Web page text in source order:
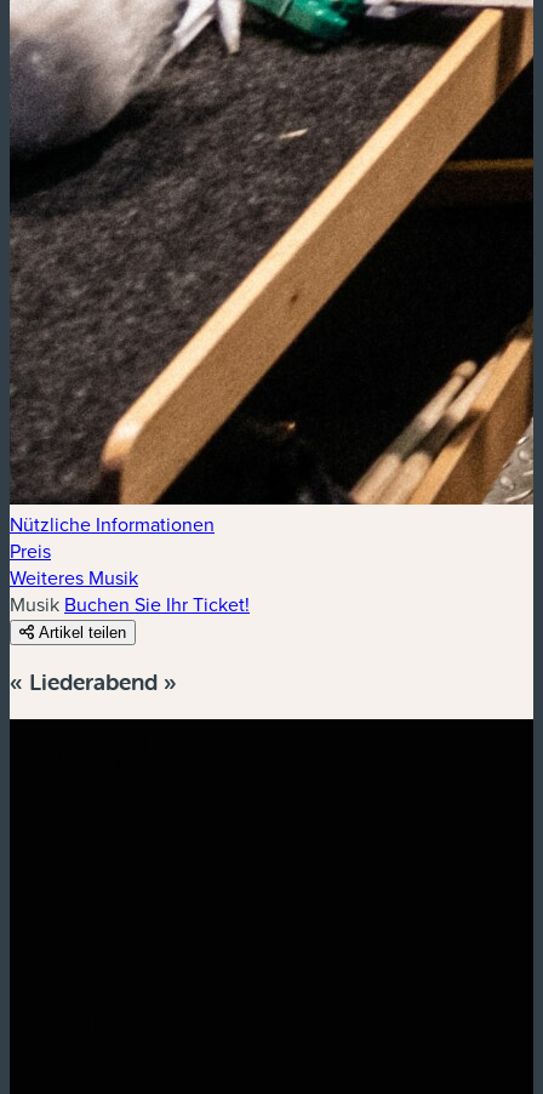
Nützliche Informationen
Preis
Weiteres Musik
Musik Buchen Sie Ihr Ticket!
Artikel teilen
« Liederabend »